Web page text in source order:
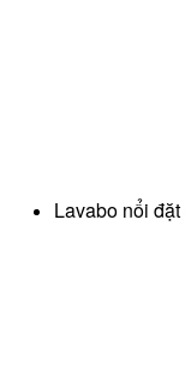
Lavabo nổi